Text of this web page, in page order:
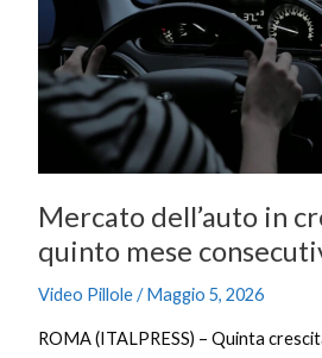
Mercato dell’auto in
quinto mese
Video Pillole/Maggio 5, 2026
ROMA (ITALPRESS) – Quinta
crescita
per
il
quinto
mese
consecutivo